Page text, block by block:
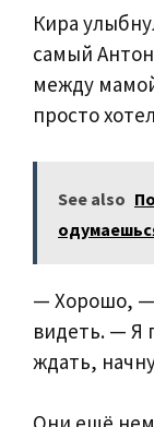
Кира
самый
между
просто
See also
— Хорошо, —
видеть. — Я
ждать,